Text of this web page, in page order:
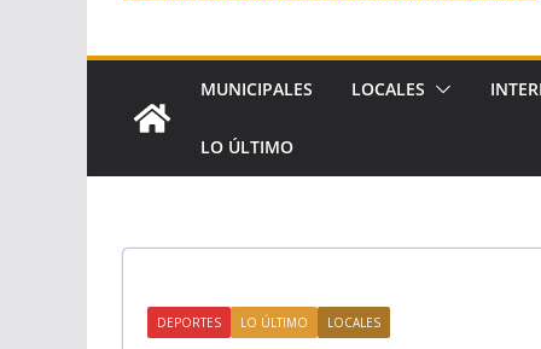
MUNICIPALES LOCALES
LO ÚLTIMO
DEPORTES LO ÚLTIMO LOCALES